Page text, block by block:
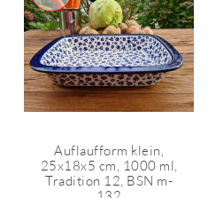
Auflaufform klein,
25x18x5 cm, 1000 ml,
Tradition 12, BSN m-